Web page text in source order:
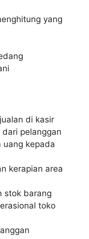
yang
di kasir
pelanggan
uang kepada
kerapian area
stok barang
toko